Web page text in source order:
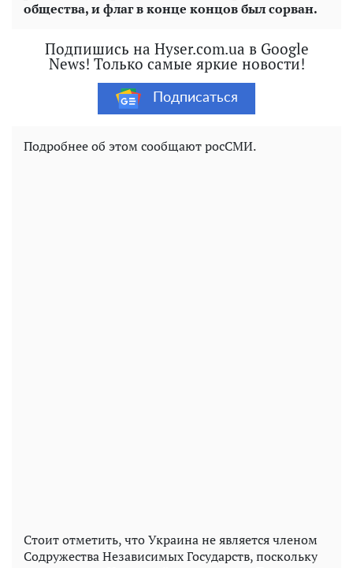
общества, и флаг в конце концов был сорван.
Подпишись на Hyser.com.ua в Google
News! Только самые яркие новости!
Подписаться
Подробнее об этом сообщают росСМИ.
Стоит отметить, что Украина не является членом
Содружества Независимых Государств, поскольку